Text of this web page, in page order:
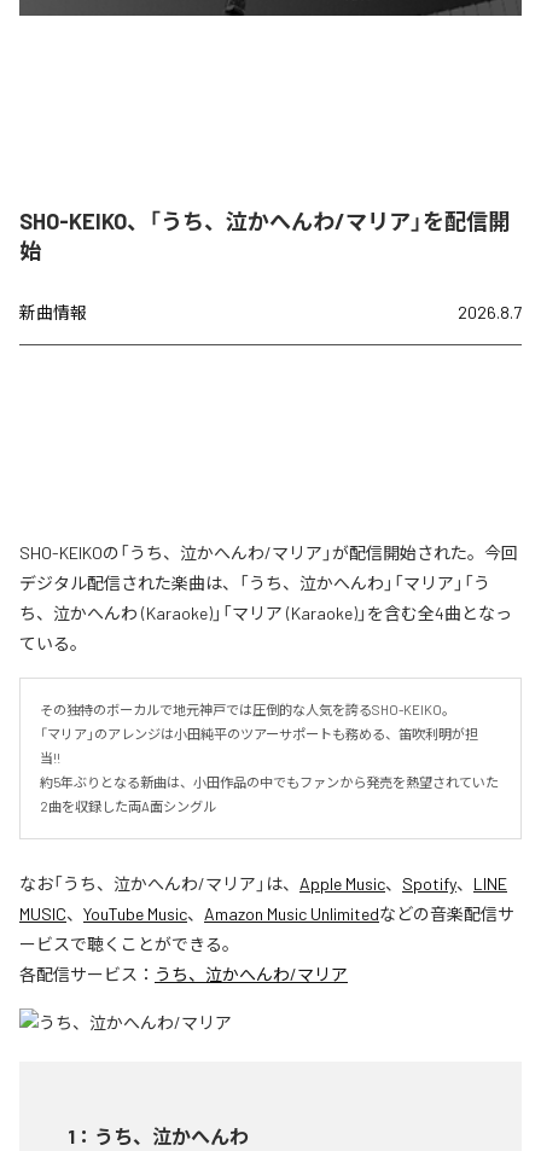
SHO-KEIKO、「うち、泣かへんわ/マリア」を配信開
始
新曲情報 2026.8.7
SHO-KEIKOの「うち、泣かへんわ/マリア」が配信開始された。今回
デジタル配信された楽曲は、「うち、泣かへんわ」「マリア」「う
ち、泣かへんわ (Karaoke)」「マリア (Karaoke)」を含む全4曲となっ
ている。
その独特のボーカルで地元神戸では圧倒的な人気を誇るSHO-KEIKO。
「マリア」のアレンジは小田純平のツアーサポートも務める、笛吹利明が担
当!!
約5年ぶりとなる新曲は、小田作品の中でもファンから発売を熱望されていた
2曲を収録した両A面シングル
なお「うち、泣かへんわ/マリア 」は、 Apple Music、 Spotify、 LINE
MUSIC、 YouTube Music、 Amazon Music Unlimitedなどの音楽配信サ
ービスで聴くことができる。
各配信サービス： うち、泣かへんわ/マリア
1 ： うち、泣かへんわ